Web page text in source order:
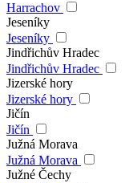
Harrachov
Jeseníky
Jeseníky
Jindřichův Hradec
Jindřichův Hradec
Jizerské hory
Jizerské hory
Jičín
Jičín
Južná Morava
Južná Morava
Južné Čechy